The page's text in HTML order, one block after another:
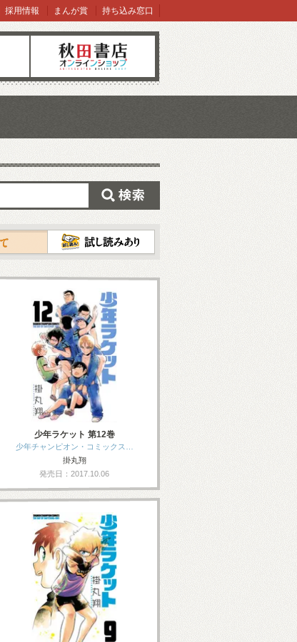
オンラインショップ
採用情報 まんが賞 持ち込み窓口
少年ラケット 第12巻
少年チャンピオン・コミックス…
掛丸翔
発売日：2017.10.06